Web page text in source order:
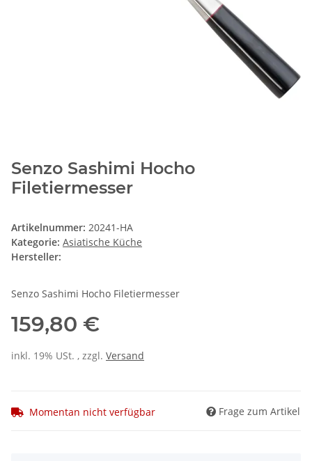
Senzo Sashimi Hocho
Filetiermesser
Artikelnummer: 20241-HA
Kategorie: Asiatische Küche
Hersteller:
Senzo Sashimi Hocho Filetiermesser
159,80 €
inkl. 19% USt. , zzgl. Versand
Momentan nicht verfügbar Frage zum Artikel